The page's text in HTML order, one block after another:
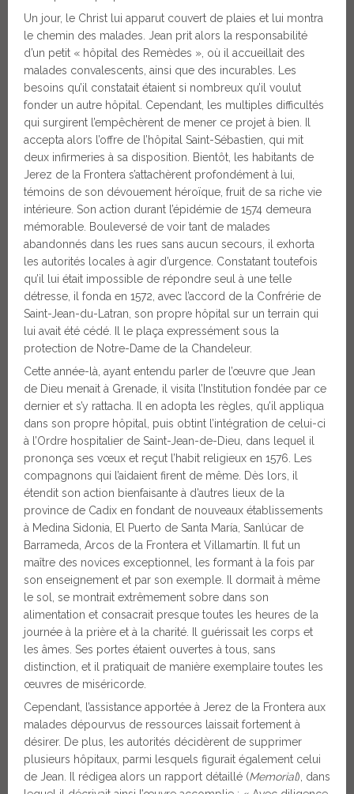
Un jour, le Christ lui apparut couvert de plaies et lui montra
le chemin des malades. Jean prit alors la responsabilité
d’un petit « hôpital des Remèdes », où il accueillait des
malades convalescents, ainsi que des incurables. Les
besoins qu’il constatait étaient si nombreux qu’il voulut
fonder un autre hôpital. Cependant, les multiples difficultés
qui surgirent l’empêchèrent de mener ce projet à bien. Il
accepta alors l’offre de l’hôpital Saint-Sébastien, qui mit
deux infirmeries à sa disposition. Bientôt, les habitants de
Jerez de la Frontera s’attachèrent profondément à lui,
témoins de son dévouement héroïque, fruit de sa riche vie
intérieure. Son action durant l’épidémie de 1574 demeura
mémorable. Bouleversé de voir tant de malades
abandonnés dans les rues sans aucun secours, il exhorta
les autorités locales à agir d’urgence. Constatant toutefois
qu’il lui était impossible de répondre seul à une telle
détresse, il fonda en 1572, avec l’accord de la Confrérie de
Saint-Jean-du-Latran, son propre hôpital sur un terrain qui
lui avait été cédé. Il le plaça expressément sous la
protection de Notre-Dame de la Chandeleur.
Cette année-là, ayant entendu parler de l’œuvre que Jean
de Dieu menait à Grenade, il visita l’Institution fondée par ce
dernier et s’y rattacha. Il en adopta les règles, qu’il appliqua
dans son propre hôpital, puis obtint l’intégration de celui-ci
à l’Ordre hospitalier de Saint-Jean-de-Dieu, dans lequel il
prononça ses vœux et reçut l’habit religieux en 1576. Les
compagnons qui l’aidaient firent de même. Dès lors, il
étendit son action bienfaisante à d’autres lieux de la
province de Cadix en fondant de nouveaux établissements
à Medina Sidonia, El Puerto de Santa María, Sanlúcar de
Barrameda, Arcos de la Frontera et Villamartín. Il fut un
maître des novices exceptionnel, les formant à la fois par
son enseignement et par son exemple. Il dormait à même
le sol, se montrait extrêmement sobre dans son
alimentation et consacrait presque toutes les heures de la
journée à la prière et à la charité. Il guérissait les corps et
les âmes. Ses portes étaient ouvertes à tous, sans
distinction, et il pratiquait de manière exemplaire toutes les
œuvres de miséricorde.
Cependant, l’assistance apportée à Jerez de la Frontera aux
malades dépourvus de ressources laissait fortement à
désirer. De plus, les autorités décidèrent de supprimer
plusieurs hôpitaux, parmi lesquels figurait également celui
de Jean. Il rédigea alors un rapport détaillé (Memorial), dans